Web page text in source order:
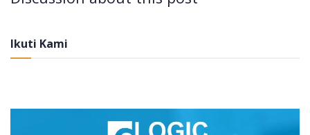
Ikuti Kami